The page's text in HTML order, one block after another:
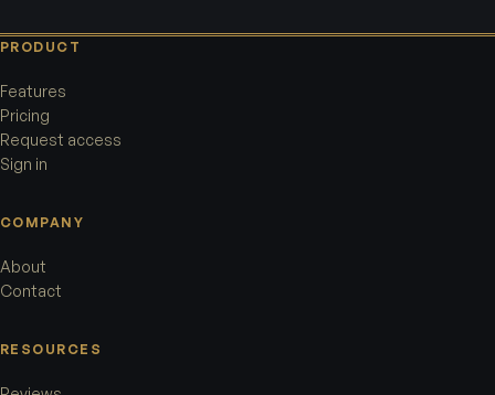
PRODUCT
Features
Pricing
Request access
Sign in
COMPANY
About
Contact
RESOURCES